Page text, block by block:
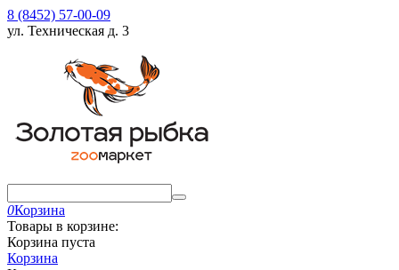
8 (8452) 57-00-09
ул. Техническая д. 3
0Корзина
Товары в корзине:
Корзина пуста
Корзина